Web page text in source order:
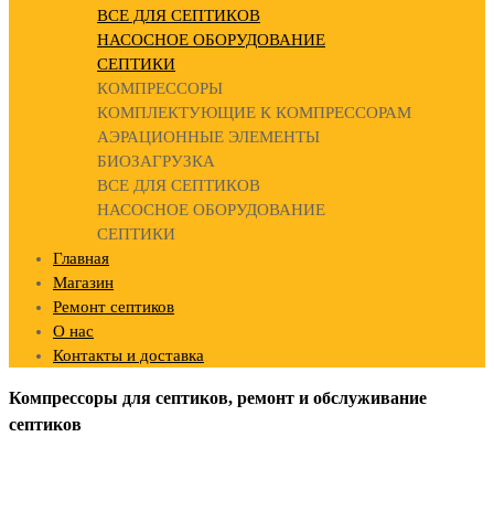
ВСЕ ДЛЯ СЕПТИКОВ
НАСОСНОЕ ОБОРУДОВАНИЕ
СЕПТИКИ
КОМПРЕССОРЫ
КОМПЛЕКТУЮЩИЕ К КОМПРЕССОРАМ
АЭРАЦИОННЫЕ ЭЛЕМЕНТЫ
БИОЗАГРУЗКА
ВСЕ ДЛЯ СЕПТИКОВ
НАСОСНОЕ ОБОРУДОВАНИЕ
СЕПТИКИ
Главная
Магазин
Ремонт септиков
О нас
Контакты и доставка
Компрессоры для септиков, ремонт и обслуживание
септиков